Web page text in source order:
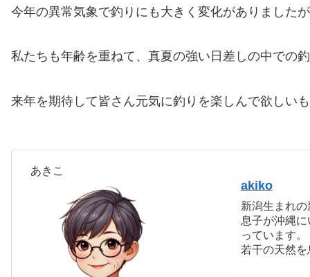
今年の異常気象で釣りにも大きく変化がありました
私たちも年齢を重ねて、真夏の強い日差しの中での
来年を期待して皆さん元気に釣りを楽しんで欲しい
あきこ
akiko
新潟生まれ
息子が沖縄
っています。
若干の天然